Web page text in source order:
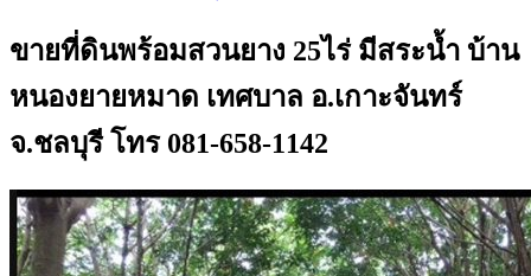
ขายที่ดินพร้อมสวนยาง 25ไร่ มีสระน้ำ บ้าน
หนองยายหมาด เทศบาล อ.เกาะจันทร์
จ.ชลบุรี โทร 081-658-1142